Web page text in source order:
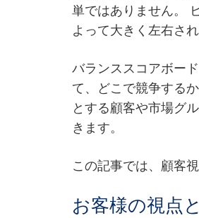
単ではありません。
よって大きく左右され
バランススコアボー
て、どこで競争する
とする顧客や市場グ
きます。
この記事では、顧客
お客様の視点